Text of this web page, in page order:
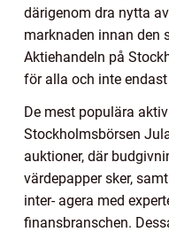
därigenom dra nytta
marknaden innan den
Aktiehandeln på
för alla och inte
De mest populära
Stockholmsbörsen
auktioner, där
värdepapper sker,
inter- agera med
finansbranschen.